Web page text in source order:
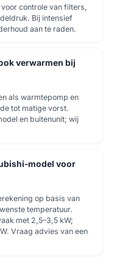
controle van filters,
Bij intensief
aan te raden.
verwarmen bij
als warmtepomp en
tot matige vorst.
en buitenunit; wij
model voor
op basis van
temperatuur.
met 2,5–3,5 kW;
Vraag advies van een